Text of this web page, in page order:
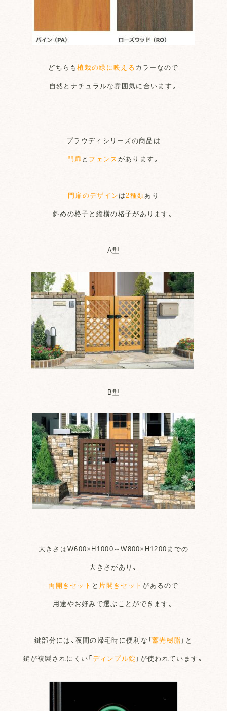
どちらも植栽の緑に映えるカラーなので
自然とナチュラルな雰囲気に合います。
プラウディシリーズの商品は
門扉と フェンスがあります。
門扉のデザインは2種類あり
斜めの格子と縦横の格子があります。
A型
B型
大きさはW600×H1000～W800×H1200までの
大きさがあり、
両開きセット と 片開きセットがあるので
用途やお好みで選ぶことができます。
鍵部分には、夜間の帰宅時に便利な「蓄光樹脂 」と
鍵が複製されにくい「ディンプル錠 」が使われています。